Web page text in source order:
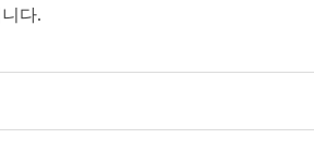
다.